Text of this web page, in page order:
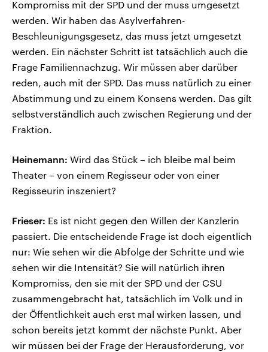
Kompromiss mit der SPD und der muss umgesetzt
werden. Wir haben das Asylverfahren-
Beschleunigungsgesetz, das muss jetzt umgesetzt
werden. Ein nächster Schritt ist tatsächlich auch die
Frage Familiennachzug. Wir müssen aber darüber
reden, auch mit der SPD. Das muss natürlich zu einer
Abstimmung und zu einem Konsens werden. Das gilt
selbstverständlich auch zwischen Regierung und der
Fraktion.
Heinemann: Wird das Stück – ich bleibe mal beim
Theater – von einem Regisseur oder von einer
Regisseurin inszeniert?
Frieser: Es ist nicht gegen den Willen der Kanzlerin
passiert. Die entscheidende Frage ist doch eigentlich
nur: Wie sehen wir die Abfolge der Schritte und wie
sehen wir die Intensität? Sie will natürlich ihren
Kompromiss, den sie mit der SPD und der CSU
zusammengebracht hat, tatsächlich im Volk und in
der Öffentlichkeit auch erst mal wirken lassen, und
schon bereits jetzt kommt der nächste Punkt. Aber
wir müssen bei der Frage der Herausforderung, vor